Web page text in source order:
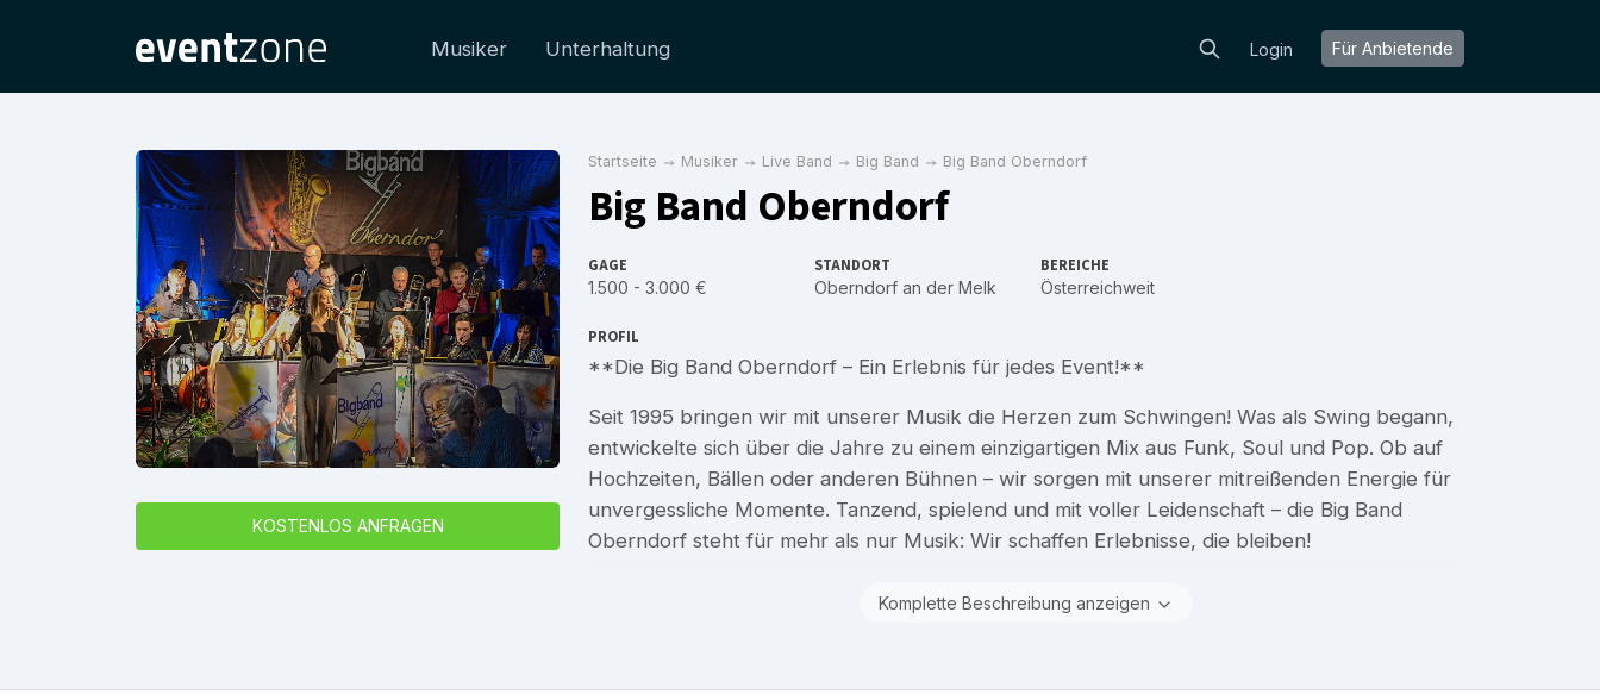
Musiker Unterhaltung Login Für Anbietende
KOSTENLOS ANFRAGEN
Startseite Musiker Live Band Big Band Big Band Oberndorf
Big Band Oberndorf
GAGE
1.500 - 3.000 €
STANDORT
Oberndorf an der Melk
BEREICHE
Österreichweit
PROFIL
**Die Big Band Oberndorf – Ein Erlebnis für jedes Event!**
Seit 1995 bringen wir mit unserer Musik die Herzen zum Schwingen! Was als Swing begann,
entwickelte sich über die Jahre zu einem einzigartigen Mix aus Funk, Soul und Pop. Ob auf
Hochzeiten, Bällen oder anderen Bühnen – wir sorgen mit unserer mitreißenden Energie für
unvergessliche Momente. Tanzend, spielend und mit voller Leidenschaft – die Big Band
Oberndorf steht für mehr als nur Musik: Wir schaffen Erlebnisse, die bleiben!
Komplette Beschreibung anzeigen